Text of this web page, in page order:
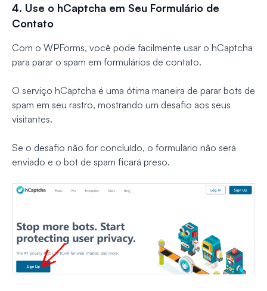
4. Use o hCaptcha em Seu Formulário de
Contato
Com o WPForms, você pode facilmente usar o hCaptcha
para parar o spam em formulários de contato.
O serviço hCaptcha é uma ótima maneira de parar bots de
spam em seu rastro, mostrando um desafio aos seus
visitantes.
Se o desafio não for concluído, o formulário não será
enviado e o bot de spam ficará preso.